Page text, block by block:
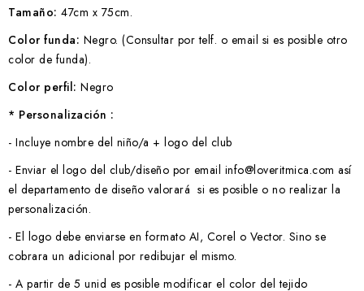
Tamaño: 47cm x 75cm.
Color funda: Negro. (Consultar por telf. o email si es posible otro
color de funda).
Color perfil: Negro
* Personalización :
- Incluye nombre del niño/a + logo del club
- Enviar el logo del club/diseño por email info@loveritmica.com así
el departamento de diseño valorará si es posible o no realizar la
personalización.
- El logo debe enviarse en formato AI, Corel o Vector. Sino se
cobrara un adicional por redibujar el mismo.
- A partir de 5 unid es posible modificar el color del tejido